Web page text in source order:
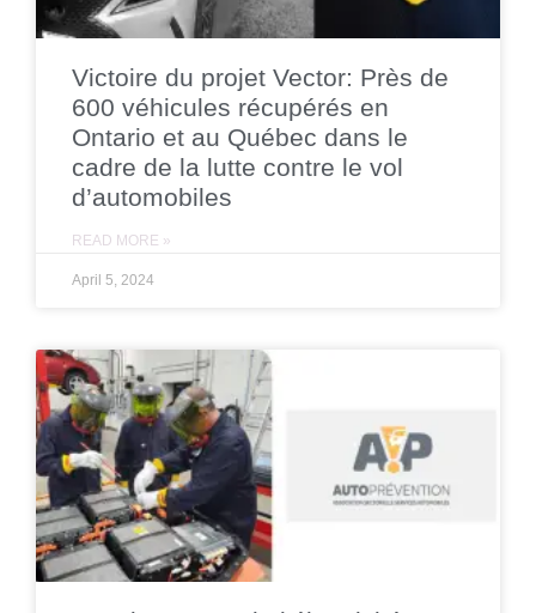
Victoire du projet Vector: Près de
600 véhicules récupérés en
Ontario et au Québec dans le
cadre de la lutte contre le vol
d’automobiles
READ MORE »
April 5, 2024